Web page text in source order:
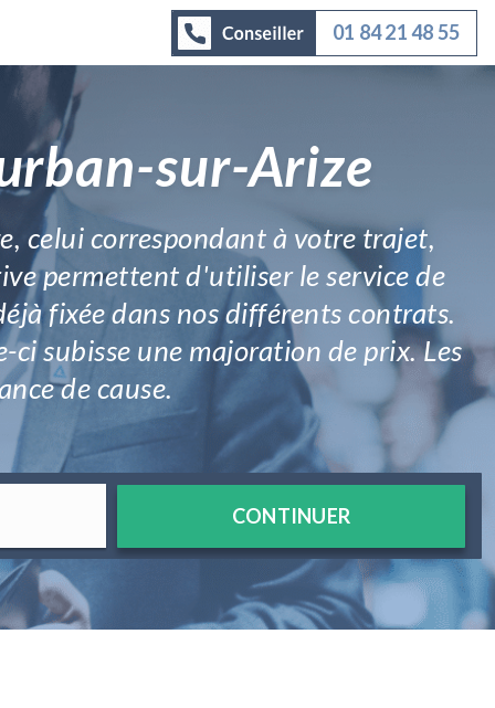
01 84 21 48 55
sur-Arize
celui correspondant à votre trajet,
permettent d'utiliser le service de
fixée dans nos différents contrats.
ci subisse une majoration de prix. Les
de cause.
CONTINUER